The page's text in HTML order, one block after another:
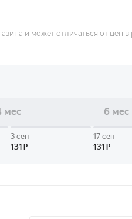
и может отличаться от цен